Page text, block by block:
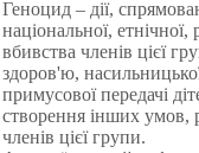
Геноцид – дії,
національної,
вбивства членів цієї
здоров'ю,
примусової передачі
створення інших умов,
членів цієї групи.